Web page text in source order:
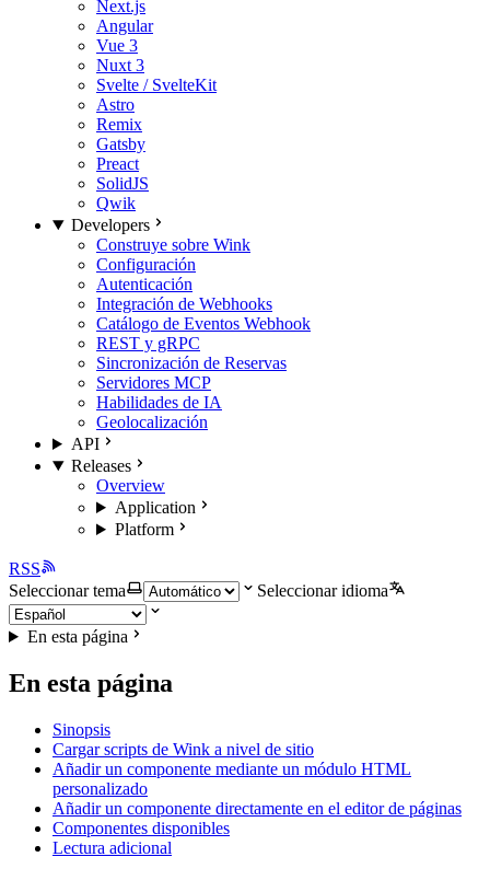
Next.js
Angular
Vue 3
Nuxt 3
Svelte / SvelteKit
Astro
Remix
Gatsby
Preact
SolidJS
Qwik
Developers
Construye sobre Wink
Configuración
Autenticación
Integración de Webhooks
Catálogo de Eventos Webhook
REST y gRPC
Sincronización de Reservas
Servidores MCP
Habilidades de IA
Geolocalización
API
Releases
Overview
Application
Platform
RSS
Seleccionar tema
Seleccionar idioma
En esta página
En esta página
Sinopsis
Cargar scripts de Wink a nivel de sitio
Añadir un componente mediante un módulo HTML
personalizado
Añadir un componente directamente en el editor de páginas
Componentes disponibles
Lectura adicional